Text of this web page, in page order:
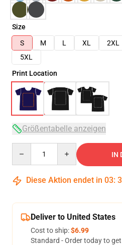
Size
S
M L XL 2XL
5XL
Print Location
Größentabelle anzeigen
IN
Diese Aktion endet in 03:
Deliver to United States
Cost to ship:$6.99
Standard - Order today to